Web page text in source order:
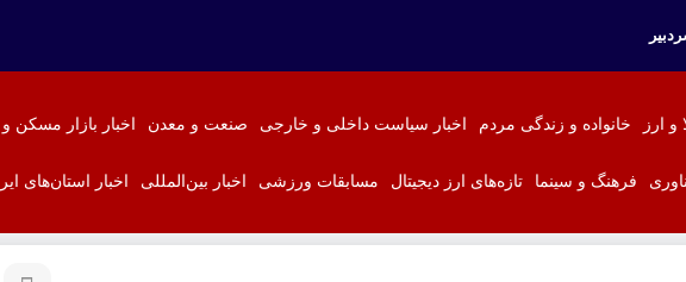
و ارز خانواده و زندگی مردم اخبار سیاست داخلی و خارجی صنعت و معدن اخبار بازار مسکن
فرهنگ و سینما تازه‌های ارز دیجیتال مسابقات ورزشی اخبار بین‌المللی اخبار استان‌های